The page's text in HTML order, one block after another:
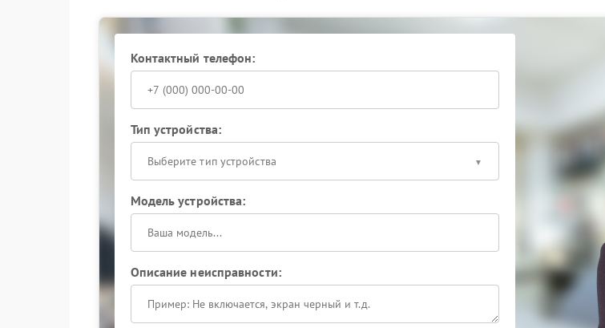
Контактный телефон:
Тип устройства:
Выберите тип устройства
Модель устройства:
Описание неисправности: